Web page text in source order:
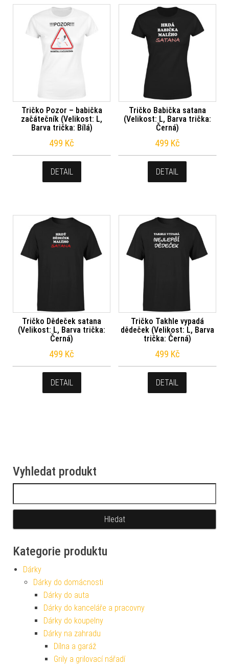
Tričko Pozor – babička
začátečník (Velikost: L,
Barva trička: Bílá)
499 Kč
DETAIL
Tričko Babička satana
(Velikost: L, Barva trička:
Černá)
499 Kč
DETAIL
Tričko Dědeček satana
(Velikost: L, Barva trička:
Černá)
499 Kč
DETAIL
Tričko Takhle vypadá
dědeček (Velikost: L, Barva
trička: Černá)
499 Kč
DETAIL
Vyhledat produkt
Kategorie produktu
Dárky
Dárky do domácnosti
Dárky do auta
Dárky do kanceláře a pracovny
Dárky do koupelny
Dárky na zahradu
Dílna a garáž
Grily a grilovací nářadí